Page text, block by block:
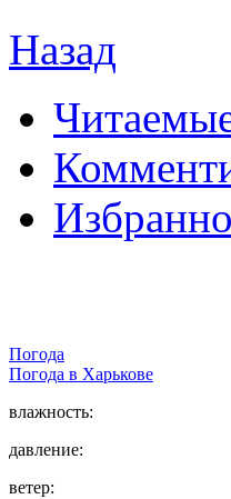
Назад
Погода
Погода в Харькове
влажность:
давление:
ветер: